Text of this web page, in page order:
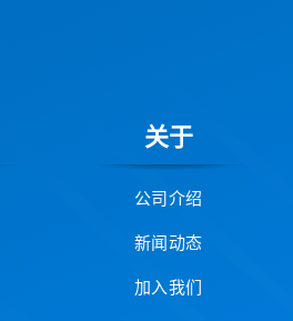
关于
公司介绍
新闻动态
加入我们